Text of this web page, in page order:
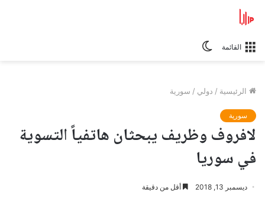
القائمة
الرئيسية / دولي / سورية
سورية
لافروف وظريف يبحثان هاتفياً التسوية
في سوريا
ديسمبر 13, 2018 أقل من دقيقة